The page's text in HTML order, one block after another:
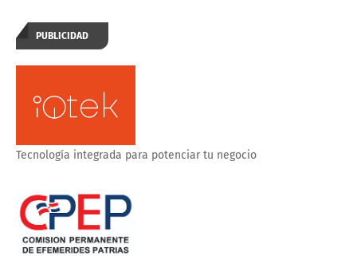
PUBLICIDAD
Tecnología integrada para potenciar tu negocio